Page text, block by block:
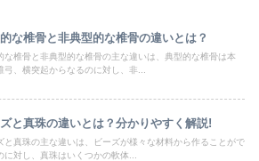
な椎骨と非典型的な椎骨の違いとは？
な椎骨と非典型的な椎骨の主な違いは、典型的な椎骨は本
弓、横突起からなるのに対し、非...
と真珠の違いとは？分かりやすく解説!
と真珠の主な違いは、ビーズが様々な材料から作ることがで
に対し、真珠はいくつかの軟体...